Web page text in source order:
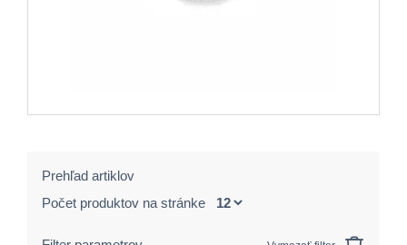
Prehľad artiklov
Počet produktov na stránke